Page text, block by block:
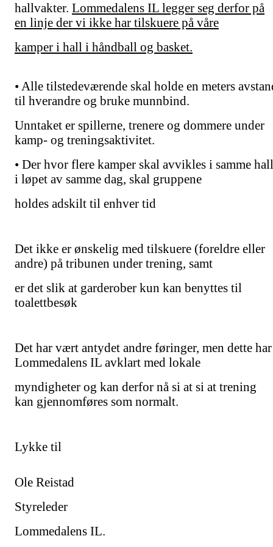
hallvakter. Lommedalens IL legger seg derfor på
en linje der vi ikke har tilskuere på våre
kamper i hall i håndball og basket.
• Alle tilstedeværende skal holde en meters
til hverandre og bruke munnbind.
Unntaket er spillerne, trenere og dommere under
kamp- og treningsaktivitet.
• Der hvor flere kamper skal avvikles i samme hall
i løpet av samme dag, skal gruppene
holdes adskilt til enhver tid
Det ikke er ønskelig med tilskuere (foreldre eller
andre) på tribunen under trening, samt
er det slik at garderober kun kan benyttes til
toalettbesøk
Det har vært antydet andre føringer, men dette har
Lommedalens IL avklart med lokale
myndigheter og kan derfor nå si at si at trening
kan gjennomføres som normalt.
Lykke til
Ole Reistad
Styreleder
Lommedalens IL.